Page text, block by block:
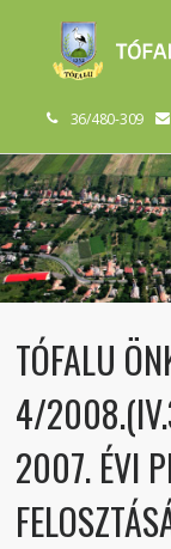
36/480-309
TÓFALU
4/
2007. ÉVI